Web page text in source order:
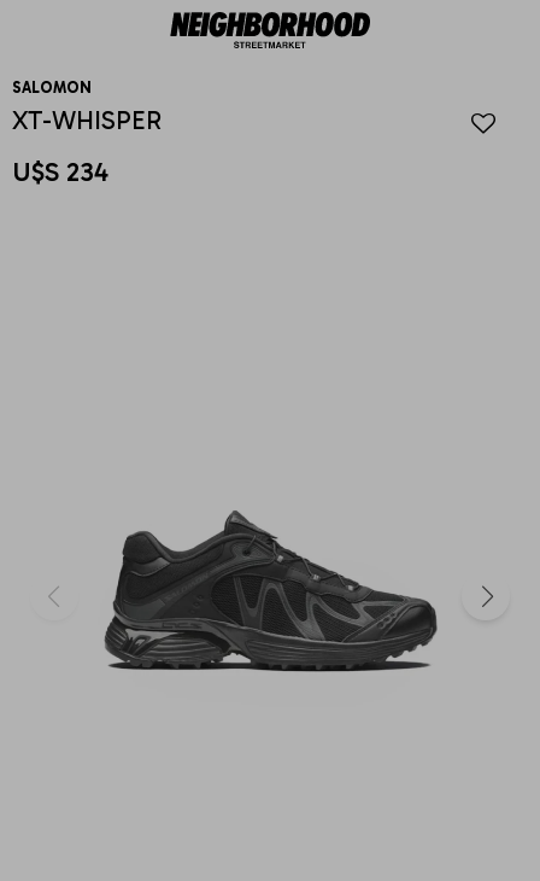
SALOMON
XT-WHISPER
U$S 234